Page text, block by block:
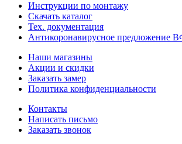
Инструкции по монтажу
Скачать каталог
Тех. документация
Антикоронавирусное предложение
Наши магазины
Акции и скидки
Заказать замер
Политика конфиденциальности
Контакты
Написать письмо
Заказать звонок